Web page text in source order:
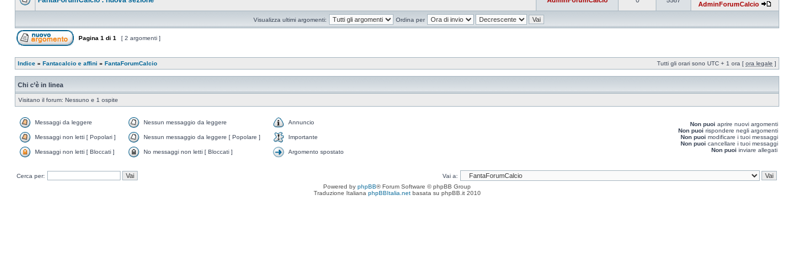
AdminForumCalcio
Visualizza ultimi argomenti: Ordina per
Pagina 1 di 1 [ 2 argomenti ]
Indice » Fantacalcio e affini » FantaForumCalcio Tutti gli orari sono UTC + 1 ora [ ora legale ]
Chi c’è in linea
Visitano il forum: Nessuno e 1 ospite
Messaggi da leggere Nessun messaggio da leggere Annuncio
Messaggi non letti [ Popolari ] Nessun messaggio da leggere [ Popolare ] Importante
Messaggi non letti [ Bloccati ] No messaggi non letti [ Bloccati ] Argomento spostato
Non puoi aprire nuovi argomenti
Non puoi rispondere negli argomenti
Non puoi modificare i tuoi messaggi
Non puoi cancellare i tuoi messaggi
Non puoi inviare allegati
Cerca per:
Vai a:
Powered by phpBB® Forum Software © phpBB Group
Traduzione Italiana phpBBItalia.netbasata su phpBB.it 2010